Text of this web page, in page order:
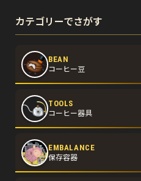
カテゴリーでさがす
BEAN
コーヒー豆
TOOLS
コーヒー器具
EMBALANCE
保存容器